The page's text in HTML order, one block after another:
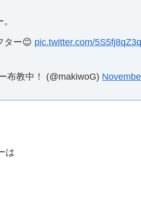
ター😊 pic.twitter.com/5S5fj8qZ3q
布教中！ (@makiwoG)
は